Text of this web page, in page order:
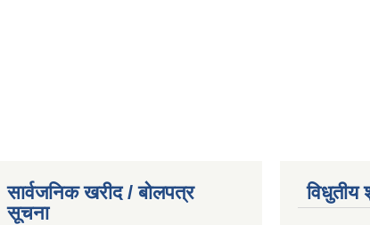
सार्वजनिक खरीद / बोलपत्र
सूचना
विधुतीय